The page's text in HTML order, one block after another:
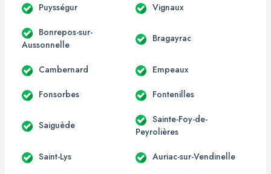
Puysségur Vignaux
Bonrepos-sur-
Aussonnelle
Bragayrac
Cambernard Empeaux
Fonsorbes Fontenilles
Saiguède
Sainte-Foy-de-
Peyrolières
Saint-Lys Auriac-sur-Vendinelle